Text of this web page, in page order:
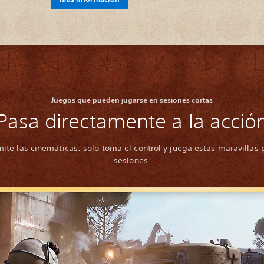
Juegos que pueden jugarse en sesiones cortas
directamente a la
las cinemáticas: solo toma el control y juega estas maravillas
sesiones.